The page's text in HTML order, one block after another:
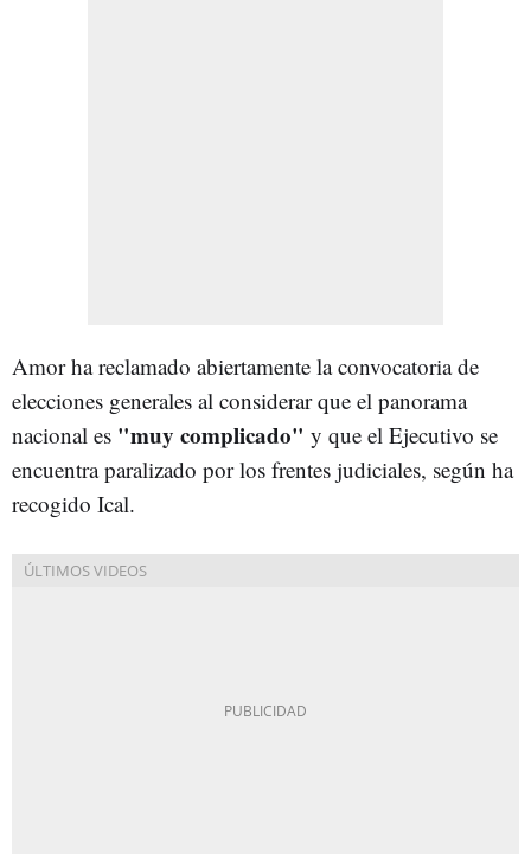
Amor ha reclamado abiertamente la convocatoria de
elecciones generales al considerar que el panorama
nacional es "muy complicado" y que el Ejecutivo se
encuentra paralizado por los frentes judiciales, según ha
recogido Ical.